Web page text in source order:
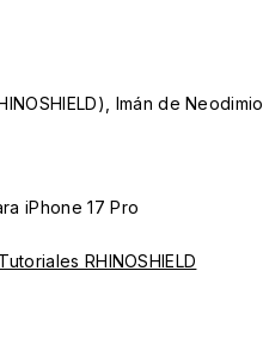
Imán de Neodimio
iPhone 17 Pro
Tutoriales RHINOSHIELD